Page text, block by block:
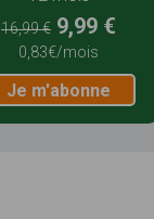
16,99 € 9,99 €
0,83€/mois
Je m'abonne